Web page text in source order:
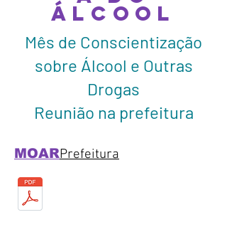
álcool
Mês de Conscientização
sobre Álcool e Outras
Drogas
Reunião na prefeitura
MOARPrefeitura